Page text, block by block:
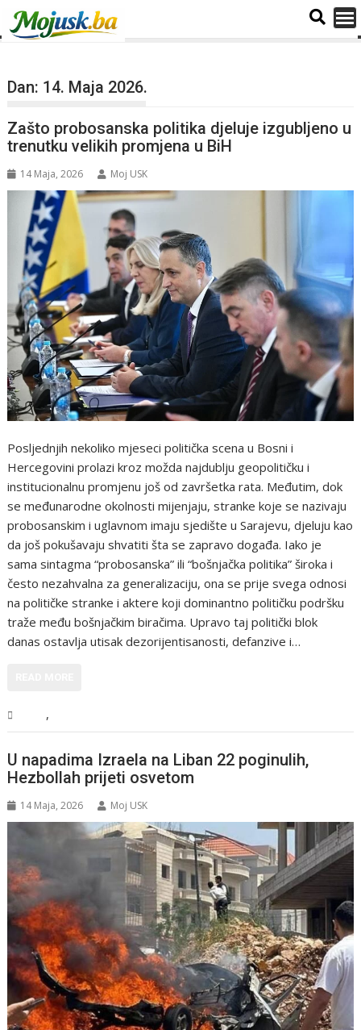
Dan: 14. Maja 2026.
Zašto probosanska politika djeluje izgubljeno u
trenutku velikih promjena u BiH
14 Maja, 2026 Moj USK
Posljednjih nekoliko mjeseci politička scena u Bosni i
Hercegovini prolazi kroz možda najdublju geopolitičku i
institucionalnu promjenu još od završetka rata. Međutim, dok
se međunarodne okolnosti mijenjaju, stranke koje se nazivaju
probosanskim i uglavnom imaju sjedište u Sarajevu, djeluju kao
da još pokušavaju shvatiti šta se zapravo događa. Iako je
sama sintagma “probosanska” ili “bošnjačka politika” široka i
često nezahvalna za generalizaciju, ona se prije svega odnosi
na političke stranke i aktere koji dominantno političku podršku
traže među bošnjačkim biračima. Upravo taj politički blok
danas ostavlja utisak dezorijentisanosti, defanzive i…
,
U napadima Izraela na Liban 22 poginulih,
Hezbollah prijeti osvetom
14 Maja, 2026 Moj USK